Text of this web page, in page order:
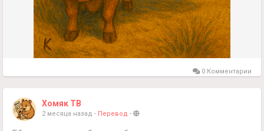
0 Комментарии
Хомяк ТВ
2 месяца назад - Перевод -